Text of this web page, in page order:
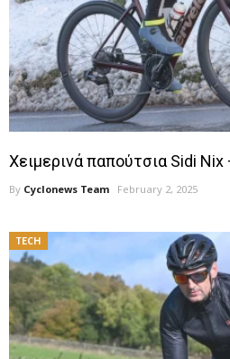
Χειμερινά παπούτσια Sidi
By Cyclonews Team February 2, 2025
TECH